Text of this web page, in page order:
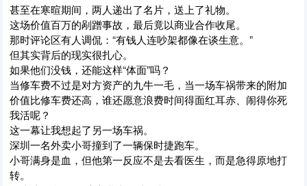
甚至在寒暄期间，两人递出了名片，送上了礼物。
这场价值百万的剐蹭事故，最后竟以商业合作收尾。
那时评论区有人调侃：“有钱人连吵架都像在谈生意。”
但其实背后的现实很扎心。
如果他们没钱，还能这样“体面”吗？
当修车费不过是对方资产的九牛一毛，当一场车祸带来的附加
价值比修车费还高，谁还愿意浪费时间得面红耳赤、闹得你死
我活呢？
这一幕让我想起了另一场车祸。
深圳一名外卖小哥撞到了一辆保时捷跑车。
小哥满身是血，但他第一反应不是去看医生，而是急得原地打
转。